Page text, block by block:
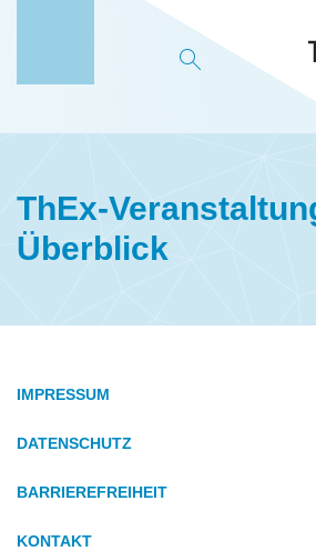
ThEx-
Überblick
IMPRESSUM
DATENSCHUTZ
BARRIEREFREIHEIT
KONTAKT